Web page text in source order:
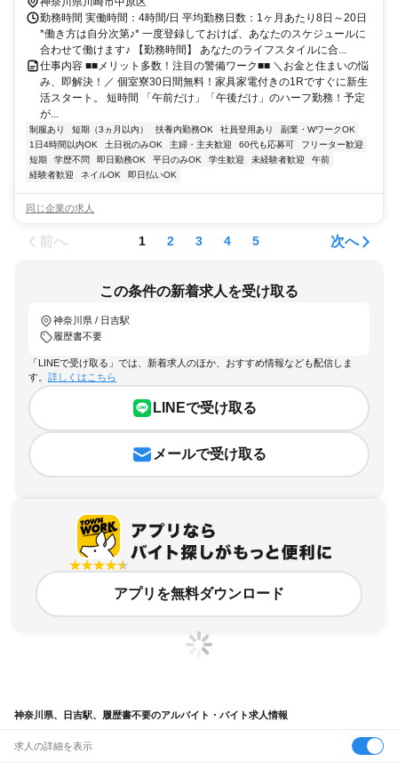
勤務時間 実働時間：4時間/日 平均勤務日数：1ヶ月あたり8日～20日
*働き方は自分次第♪* 一度登録しておけば、あなたのスケジュールに
合わせて働けます♪ 【勤務時間】 あなたのライフスタイルに合...
仕事内容 ■■メリット多数！注目の警備ワーク■■ ＼お金と住まいの悩
み、即解決！／ 個室寮30日間無料！家具家電付きの1Rですぐに新生
活スタート。 短時間 「午前だけ」「午後だけ」のハーフ勤務！予定
が...
制服あり 短期（3ヵ月以内） 扶養内勤務OK 社員登用あり
副業・WワークOK
1日4時間以内OK
土日祝のみOK 主婦・主夫歓迎 60代も応募可
フリーター歓迎
短期
学歴不問 即日勤務OK 平日のみOK 学生歓迎 未経験者歓迎
午前
経験者歓迎
ネイルOK 即日払いOK
同じ企業の求人
前へ 1 2 3 4 5 次へ
この条件の新着求人を受け取る
神奈川県 / 日吉駅
履歴書不要
「LINEで受け取る」では、新着求人のほか、おすすめ情報なども配信しま
す。 詳しくはこちら
LINEで受け取る
メールで受け取る
アプリを無料ダウンロード
神奈川県、日吉駅、履歴書不要のアルバイト・バイト求人情報
求人の詳細を表示